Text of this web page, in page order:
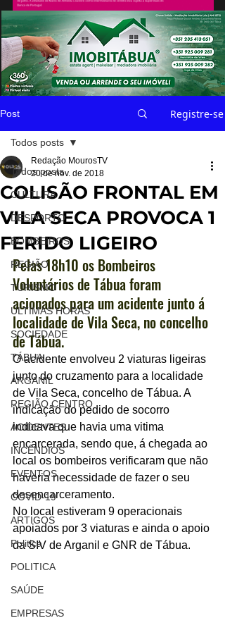
Post Registre-se
Todos posts
CULTURA
DESPORTO
BOMBEIROS
REGIÃO
TURISMO
ÚLTIMAS HORAS
SOCIEDADE
TÁBUA
ARGANIL
REGIÃO CENTRO
ACIDENTES
INCÊNDIOS
EVENTOS
COVID-19
ARTIGOS
Politica
POLITICA
SAÚDE
EMPRESAS
Todos posts
COLISÃO FRONTAL EM
VILA SECA PROVOCA 1
FERIDO LIGEIRO
Redação MourosTV
20 de nov. de 2018
Pelas 18h10 os Bombeiros
Voluntários de Tábua foram
acionados para um acidente junto á
localidade de Vila Seca, no concelho
de Tábua.
O acidente envolveu 2 viaturas ligeiras
junto do cruzamento para a localidade
de Vila Seca, concelho de Tábua. A
indicação do pedido de socorro
indicava que havia uma vitima
encarcerada, sendo que, á chegada ao
local os bombeiros verificaram que não
haveria necessidade de fazer o seu
desencarceramento.
No local estiveram 9 operacionais
apoiados por 3 viaturas e ainda o apoio
da SIV de Arganil e GNR de Tábua.